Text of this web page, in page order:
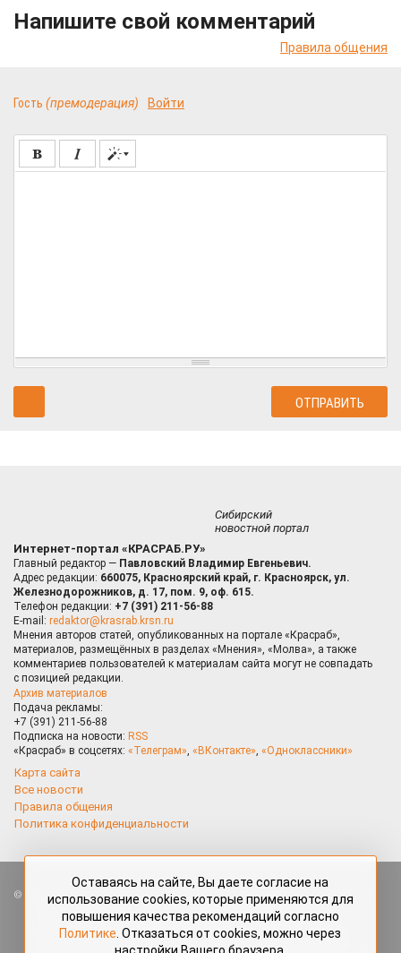
Напишите свой комментарий
Правила общения
Гость (премодерация) Войти
Сибирский
новостной портал
Интернет-портал «КРАСРАБ.РУ»
Главный редактор — Павловский Владимир Евгеньевич.
Адрес редакции: 660075, Красноярский край, г. Красноярск, ул.
Железнодорожников, д. 17, пом. 9, оф. 615.
Телефон редакции: +7 (391) 211-56-88
E-mail: redaktor@krasrab.krsn.ru
Мнения авторов статей, опубликованных на портале «Красраб»,
материалов, размещённых в разделах «Мнения», «Молва», а также
комментариев пользователей к материалам сайта могут не совпадать
с позицией редакции.
Архив материалов
Подача рекламы:
+7 (391) 211-56-88
Подписка на новости: RSS
«Красраб» в соцсетях: «Телеграм», «ВКонтакте», «Одноклассники»
Карта сайта
Все новости
Правила общения
Политика конфиденциальности
Все права защищены. Любые материалы, размещённые на портале
«Красраб.ру» сотрудниками редакции, нештатными авторами
и читателями, являются объектами авторского права. Полное или
частичное использование материалов, размещённых на портале
«Красраб.ру», допускается только с письменного согласия редакции
Оставаясь на сайте, Вы даете согласие на
использование cookies, которые применяются для
повышения качества рекомендаций согласно
Политике . Отказаться от cookies, можно через